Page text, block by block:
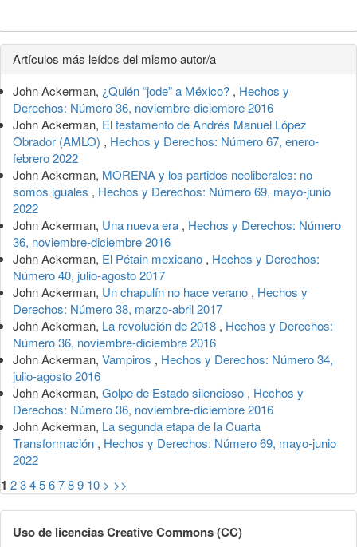
Detalles
del
artículo
Artículos más leídos del mismo autor/a
John Ackerman, ¿Quién “jode” a México? , Hechos y
Derechos: Número 36, noviembre-diciembre 2016
John Ackerman, El testamento de Andrés Manuel López
Obrador (AMLO) , Hechos y Derechos: Número 67, enero-
febrero 2022
John Ackerman, MORENA y los partidos neoliberales: no
somos iguales , Hechos y Derechos: Número 69, mayo-junio
2022
John Ackerman, Una nueva era , Hechos y Derechos: Número
36, noviembre-diciembre 2016
John Ackerman, El Pétain mexicano , Hechos y Derechos:
Número 40, julio-agosto 2017
John Ackerman, Un chapulín no hace verano , Hechos y
Derechos: Número 38, marzo-abril 2017
John Ackerman, La revolución de 2018 , Hechos y Derechos:
Número 36, noviembre-diciembre 2016
John Ackerman, Vampiros , Hechos y Derechos: Número 34,
julio-agosto 2016
John Ackerman, Golpe de Estado silencioso , Hechos y
Derechos: Número 36, noviembre-diciembre 2016
John Ackerman, La segunda etapa de la Cuarta
Transformación , Hechos y Derechos: Número 69, mayo-junio
2022
1 23456789 10 > >>
Uso de licencias Creative Commons (CC)